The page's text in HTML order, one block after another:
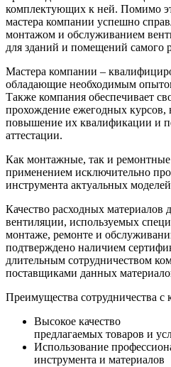
комплектующих к ней. Помимо
мастера компании успешно
монтажом и обслуживанием
для зданий и помещений самого
Мастера компании –
обладающие необходимым
Также компания обеспечивает
прохождение ежегодных курсов,
повышение их квалификации и
аттестации.
Как монтажные, так и ремонтные
применением исключительно
инструмента актуальных
Качество расходных материалов
вентиляции, используемых
монтаже, ремонте и
подтверждено наличием
длительным сотрудничеством
поставщиками данных
Преимущества сотрудничества
Высокое качество
предлагаемых товаров и
Использование
инструмента и материалов